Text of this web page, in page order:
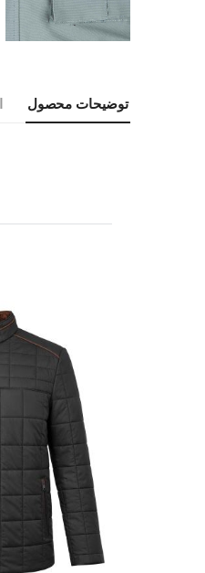
توضیحات محصول